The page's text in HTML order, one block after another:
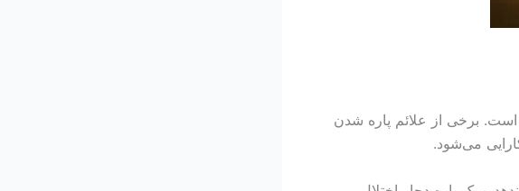
برخی از علائم پاره شدن
می‌شود.